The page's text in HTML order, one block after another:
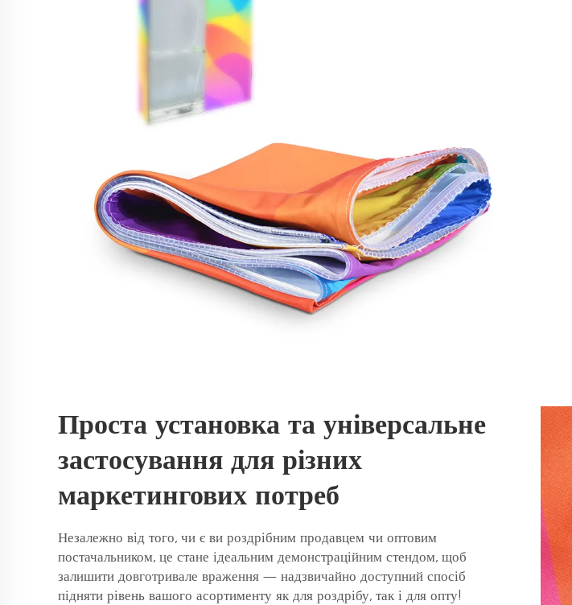
Проста установка та універсальне
застосування для різних
маркетингових потреб
Незалежно від того, чи є ви роздрібним продавцем чи оптовим
постачальником, це стане ідеальним демонстраційним стендом, щоб
залишити довготривале враження — надзвичайно доступний спосіб
підняти рівень вашого асортименту як для роздрібу, так і для опту!